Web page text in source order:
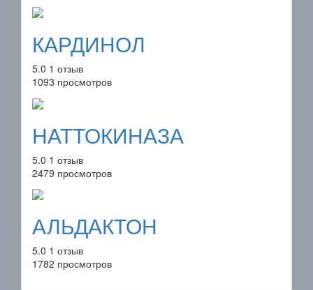
КАРДИНОЛ
5.0 1 отзыв
1093 просмотров
НАТТОКИНАЗА
5.0 1 отзыв
2479 просмотров
АЛЬДАКТОН
5.0 1 отзыв
1782 просмотров